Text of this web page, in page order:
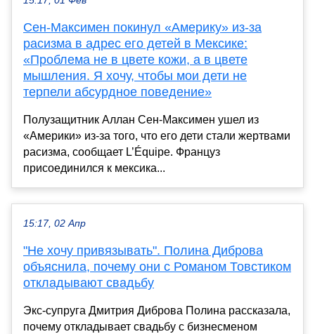
Сен-Максимен покинул «Америку» из-за
расизма в адрес его детей в Мексике:
«Проблема не в цвете кожи, а в цвете
мышления. Я хочу, чтобы мои дети не
терпели абсурдное поведение»
Полузащитник Аллан Сен-Максимен ушел из
«Америки» из-за того, что его дети стали жертвами
расизма, сообщает L’Équipe. Француз
присоединился к мексика...
15:17, 02 Апр
"Не хочу привязывать". Полина Диброва
объяснила, почему они с Романом Товстиком
откладывают свадьбу
Экс-супруга Дмитрия Диброва Полина рассказала,
почему откладывает свадьбу с бизнесменом